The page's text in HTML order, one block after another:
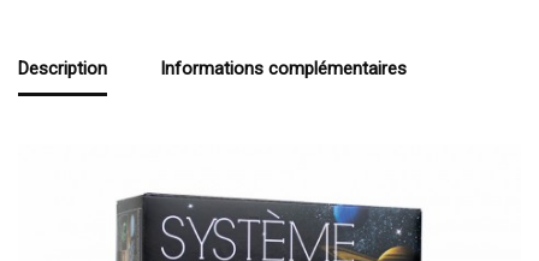
Description Informations complémentaires